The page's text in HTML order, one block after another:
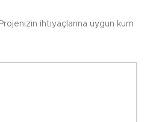
ihtiyaçlarına uygun kum